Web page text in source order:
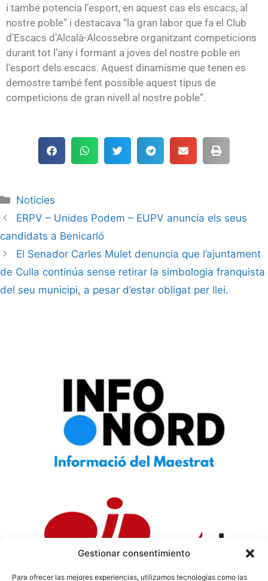
Gestionar consentimiento
Para ofrecer las mejores experiencias, utilizamos tecnologías como las
i també potencia l’esport, en aquest cas els escacs, al
nostre poble” i destacava “la gran labor que fa el Club
d’Escacs d’Alcalà-Alcossebre organitzant competicions
durant tot l’any i formant a joves del nostre poble en
l’esport dels escacs. Aquest dinamisme que tenen es
demostre també fent possible aquest tipus de
competicions de gran nivell al nostre poble”.
Noticies
ERPV – Unides Podem – EUPV anuncia els seus
candidats a Benicarló
El Senador Carles Mulet denuncia que l’ajuntament
de Culla continúa sense retirar la simbologia franquista
del seu municipi, a pesar d’estar obligat per llei.